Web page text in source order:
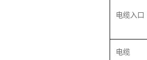
电缆入口
电缆